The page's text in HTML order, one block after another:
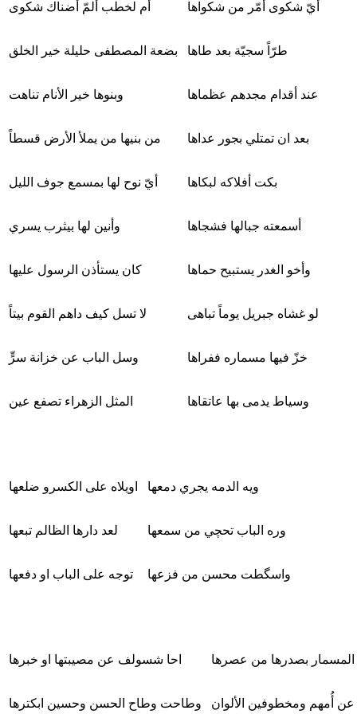
أم لخطب ألمّ أضناك شكوى أيّ شكوى أمّر من شكواها
بضعة المصطفى حليلة خير الخلق طرّاً سجيّة بعد طاها
وبنوها خير الأنام تناهت عند أقدام مجدهم عظماها
من بنيها من يملأ الأرض قسطاً بعد ان تمتلي بجور عداها
أيّ نوح لها بمسمع جوف الليل بكت أفلاكه لبكاها
وأنين لها بيثرب يسري أسمعته جبالها فشجاها
كان يستأذن الرسول عليها وأخو الغدر يستبيح حماها
لا تسل كيف داهم القوم بيتاً لو غشاه جبريل يوماً تباهی
وسل الباب عن خزانة سرٍّ خزّ فيها مسماره ففراها
المثل الزهراء تصفع عين وسياط يدمى بها عاتقاها
اويلاه على الكسرو ضلعها ويه الدمه يجري دمعها
لعد دارها الظالم تبعها وره الباب تحچي من سمعها
توجه على الباب او دفعها واسگطت محسن من فزعها
احا شسولف عن مصيبتها او خبرها المسمار بصدرها من عصرها
وطاحت وطاح الحسن وحسين ابكترها أُمهم ومخطوفين الألوان